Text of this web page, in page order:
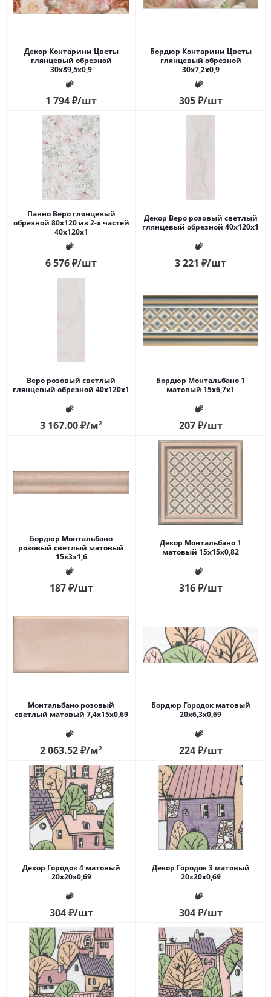
Декор Контарини Цветы
глянцевый обрезной
30x89,5x0,9
1 794₽/шт
Бордюр Контарини Цветы
глянцевый обрезной
30x7,2x0,9
305₽/шт
Панно Веро глянцевый
обрезной 80х120 из 2-х частей
40х120x1
6 576₽/шт
Декор Веро розовый светлый
глянцевый обрезной 40x120x1
3 221 ₽/шт
Веро розовый светлый
глянцевый обрезной 40x120x1
3 167.00₽/м2
Бордюр Монтальбано 1
матовый 15x6,7x1
207₽/шт
Бордюр Монтальбано
розовый светлый матовый
15x3x1,6
187₽/шт
Декор Монтальбано 1
матовый 15x15x0,82
316₽/шт
Монтальбано розовый
светлый матовый 7,4x15x0,69
2 063.52₽/м2
Бордюр Городок матовый
20x6,3x0,69
224₽/шт
Декор Городок 4 матовый
20x20x0,69
304₽/шт
Декор Городок 3 матовый
20x20x0,69
304₽/шт